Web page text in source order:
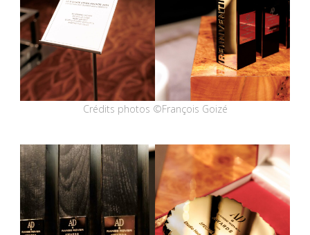
Crédits photos ©François Goizé